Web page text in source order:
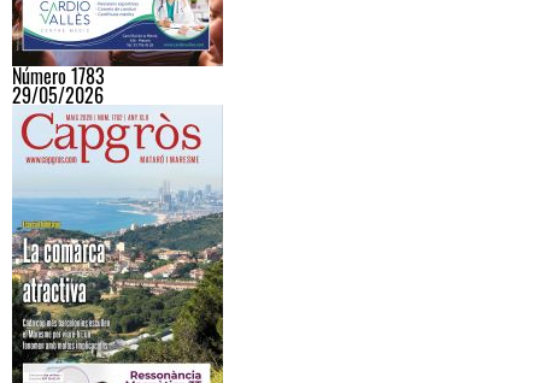
Número 1783
29/05/2026